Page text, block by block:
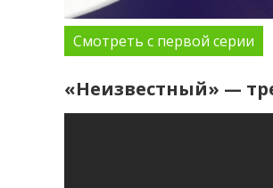
Смотреть с первой серии
«Неизвестный» —